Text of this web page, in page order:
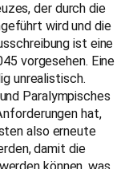
der durch die
wird und die
ist eine
vorgesehen. Eine
unrealistisch.
Paralympisches
hat,
also erneute
damit die